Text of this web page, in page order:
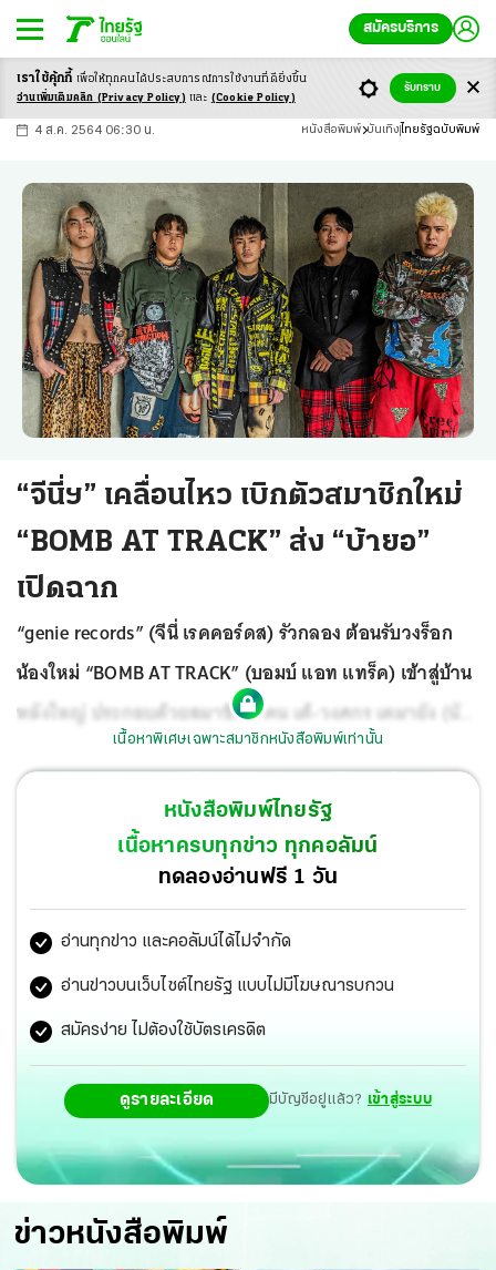
สมัครบริการ
-ก ก ก+
4 ส.ค. 2564 06:30 น. หนังสือพิมพ์ บันเทิง ไทยรัฐฉบับพิมพ์
“จีนี่ฯ” เคลื่อนไหว เบิกตัวสมาชิกใหม่
“BOMB AT TRACK” ส่ง “บ้ายอ”
เปิดฉาก
“genie records” (จีนี่ เรคคอร์ดส) รัวกลอง ต้อนรับวงร็อก
น้องใหม่ “BOMB AT TRACK” (บอมบ์ แอท แทร็ค) เข้าสู่บ้าน
หลังใหญ่ ประกอบด้วยสมาชิก 5 คน เต้-วงศกร เตมายัง (นัก
ร้องนำ), เมษ-ภควรรษ ประเสริฐศักดิ์ (กีตาร์), ปุ้ย-ปราชญา
นนท์ ยุงกลาง (กีตาร์), ข้น-ศาสตร์ พรมุณีสุนทร (เบส) และ
นิล-สิรภพ เลิศชวลิต (กลอง) หลังโดนกระชากหน้ากากเผย
โฉมว่าเป็นมือดีที่บุกอาละวาดห้องทำงานป๋าเต็ดไปในวันครบ
รอบ 5 ปีของวง เปิดฉากแนะนำตัวอย่างเป็นทางการด้วยการ
ปล่อยเพลงและมิวสิกวิดีโอสุดแสบ “บ้ายอ” เพื่อให้เห็นถึงตัว
ตนที่มาพร้อมกับอาวุธทางดนตรีสไตล์ RAP METAL แถมยัง
แสดงฝีมือแต่ง เนื้อเพลงทั้งหมดเองอีกด้วย
เนื้อหาพิเศษเฉพาะสมาชิกหนังสือพิมพ์เท่านั้น
หนังสือพิมพ์ไทยรัฐ
เนื้อหาครบทุกข่าว ทุกคอลัมน์
ทดลองอ่านฟรี 1 วัน
อ่านทุกข่าว และคอลัมน์ได้ไม่จำกัด
อ่านข่าวบนเว็บไซต์ไทยรัฐ แบบไม่มีโฆษณารบกวน
สมัครง่าย ไม่ต้องใช้บัตรเครดิต
ดูรายละเอียด มีบัญชีอยู่แล้ว? เข้าสู่ระบบ
ข่าวหนังสือพิมพ์
เราใช้คุ้กกี้ เพื่อให้ทุกคนได้ประสบการณ์การใช้งานที่ดียิ่งขึ้น
อ่านเพิ่มเติมคลิก (Privacy Policy) และ (Cookie Policy)
รับทราบ